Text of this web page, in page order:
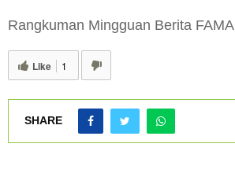
Rangkuman Mingguan Berita FAMA
Like 1
SHARE